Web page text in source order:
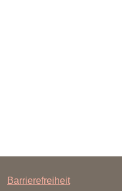
Barrierefreiheit